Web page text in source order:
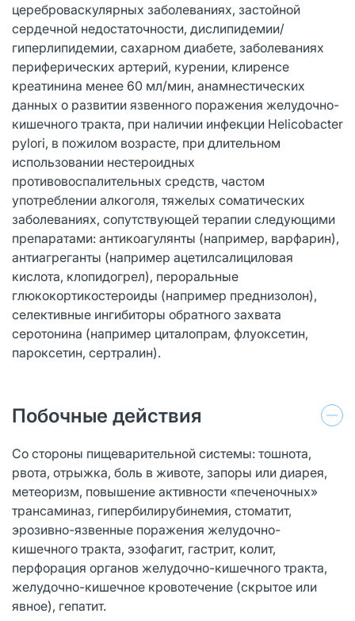
цереброваскулярных заболеваниях, застойной
сердечной недостаточности, дислипидемии/
гиперлипидемии, сахарном диабете, заболеваниях
периферических артерий, курении, клиренсе
креатинина менее 60 мл/мин, анамнестических
данных о развитии язвенного поражения желудочно-
кишечного тракта, при наличии инфекции Helicobacter
pylori, в пожилом возрасте, при длительном
использовании нестероидных
противовоспалительных средств, частом
употреблении алкоголя, тяжелых соматических
заболеваниях, сопутствующей терапии следующими
препаратами: антикоагулянты (например, варфарин),
антиагреганты (например ацетилсалициловая
кислота, клопидогрел), пероральные
глюкокортикостероиды (например преднизолон),
селективные ингибиторы обратного захвата
серотонина (например циталопрам, флуоксетин,
пароксетин, сертралин).
Побочные действия
Со стороны пищеварительной системы: тошнота,
рвота, отрыжка, боль в животе, запоры или диарея,
метеоризм, повышение активности «печеночных»
трансаминаз, гипербилирубинемия, стоматит,
эрозивно-язвенные поражения желудочно-
кишечного тракта, эзофагит, гастрит, колит,
перфорация органов желудочно-кишечного тракта,
желудочно-кишечное кровотечение (скрытое или
явное), гепатит.